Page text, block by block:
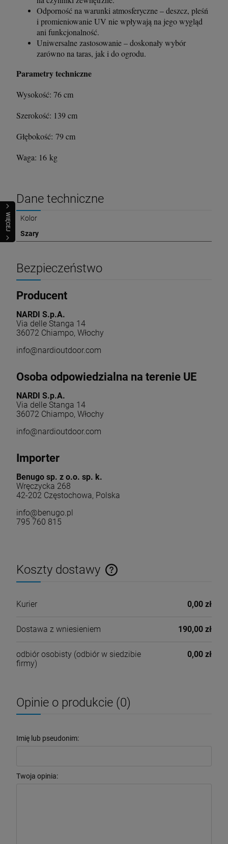
WIĘCEJ
Odporność na warunki atmosferyczne – deszcz, pleśń
i promieniowanie UV nie wpływają na jego wygląd
ani funkcjonalność.
Uniwersalne zastosowanie – doskonały wybór
zarówno na taras, jak i do ogrodu.
Parametry techniczne
Wysokość: 76 cm
Szerokość: 139 cm
Głębokość: 79 cm
Waga: 16 kg
Dane techniczne
Kolor
Szary
Bezpieczeństwo
Producent
NARDI S.p.A.
Via delle Stanga 14
36072 Chiampo, Włochy
info@nardioutdoor.com
Osoba odpowiedzialna na terenie UE
NARDI S.p.A.
Via delle Stanga 14
36072 Chiampo, Włochy
info@nardioutdoor.com
Importer
Benugo sp. z o.o. sp. k.
Wręczycka 268
42-202 Częstochowa, Polska
info@benugo.pl
795 760 815
Koszty dostawy
Cena nie zawiera ewentualnych kosztów płatności
Kurier 0,00 zł
Dostawa z wniesieniem 190,00 zł
odbiór osobisty (odbiór w siedzibie
firmy)
0,00 zł
Opinie o produkcie (0)
Imię lub pseudonim:
Twoja opinia: